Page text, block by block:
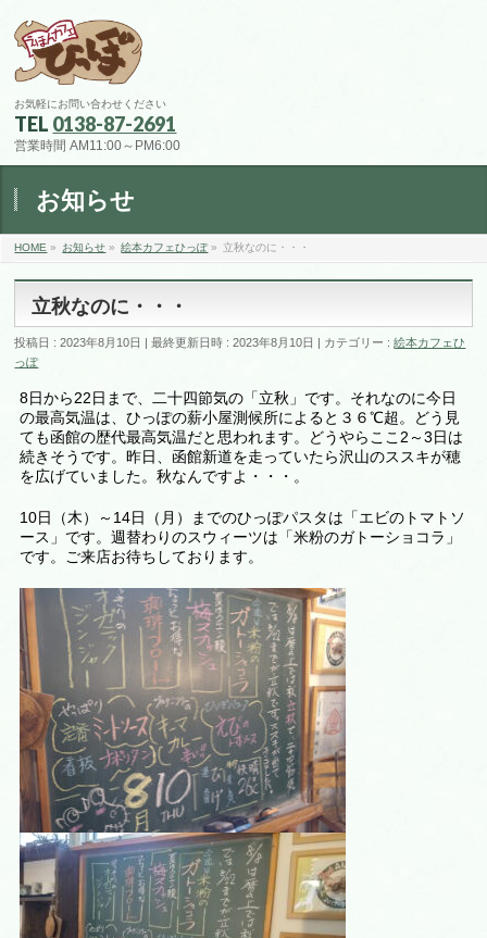
お気軽にお問い合わせください
TEL 0138-87-2691
営業時間 AM11:00～PM6:00
お知らせ
HOME » お知らせ » 絵本カフェひっぽ» 立秋なのに・・・
立秋なのに・・・
投稿日 : 2023年8月10日 最終更新日時 : 2023年8月10日 カテゴリー :絵本カフェひ
っぽ
8日から22日まで、二十四節気の「立秋」です。それなのに今日
の最高気温は、ひっぽの薪小屋測候所によると３６℃超。どう見
ても函館の歴代最高気温だと思われます。どうやらここ2～3日は
続きそうです。昨日、函館新道を走っていたら沢山のススキが穂
を広げていました。秋なんですよ・・・。
10日（木）～14日（月）までのひっぽパスタは「エビのトマトソ
ース」です。週替わりのスウィーツは 「米粉のガトーショコラ 」
です。ご来店お待ちしております。